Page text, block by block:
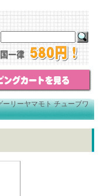
ーリーヤマモト チューブワ